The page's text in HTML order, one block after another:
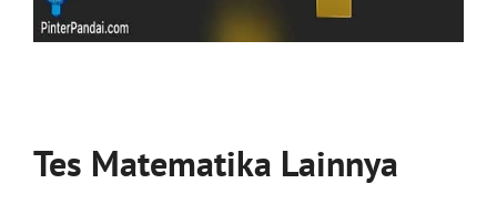
Tes Matematika Lainnya